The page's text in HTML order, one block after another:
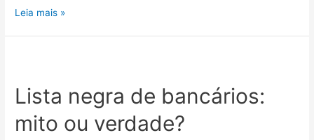
Leia mais »
Lista negra de bancários:
mito ou verdade?